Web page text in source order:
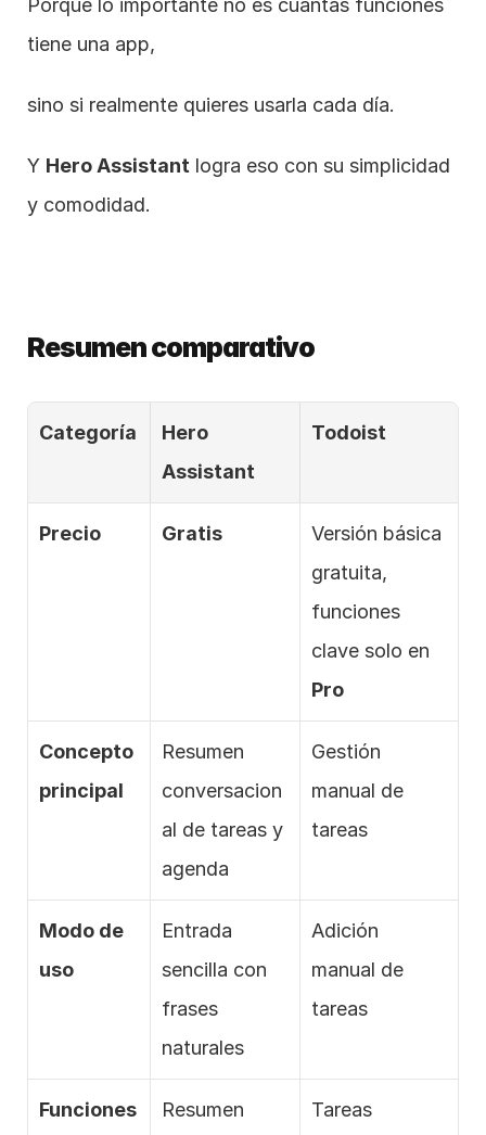
Porque lo importante no es cuántas funciones
tiene una app,
sino si realmente quieres usarla cada día.
Y Hero Assistant logra eso con su simplicidad
y comodidad.
Resumen comparativo
Categoría
Hero
Assistant
Todoist
Precio Gratis
Versión básica
gratuita,
funciones
Pro
Concepto
principal
Resumen
conversacion
al de tareas y
agenda
Gestión
manual de
tareas
Modo de
uso
Entrada
sencilla con
frases
naturales
Adición
manual de
tareas
Funciones
Resumen
Tareas